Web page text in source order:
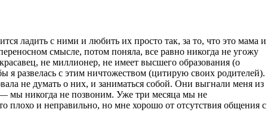
ладить с ними и любить их просто так, за то, что это мама и
смысле, потом поняла, все равно никогда не угожу
не миллионер, не имеет высшего образования (о
развелась с этим ничтожеством (цитирую своих родителей).
не думать о них, и заниматься собой. Они выгнали меня из
мы никогда не позвоним. Уже три месяца мы не
плохо и неправильно, но мне хорошо от отсутствия общения с